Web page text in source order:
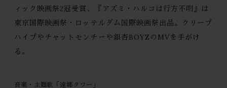
ィック映画祭2冠受賞、『アズミ・ハルコは行方不明』は
東京国際映画祭・ロッテルダム国際映画祭出品。クリープ
ハイプやチャットモンチーや銀杏BOYZのMVを手がけ
る。
音楽・主題歌「遠郷タワー」